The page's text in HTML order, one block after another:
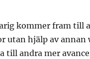
kommer fram till
utan hjälp av annan
till andra mer